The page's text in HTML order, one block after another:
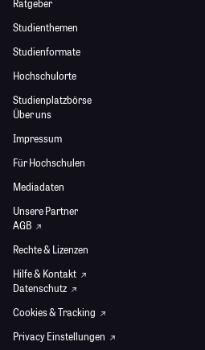
Ratgeber
Studienthemen
Studienformate
Hochschulorte
Studienplatzbörse
Über uns
Impressum
Für Hochschulen
Mediadaten
Unsere Partner
AGB
Rechte & Lizenzen
Hilfe & Kontakt
Datenschutz
Cookies & Tracking
Privacy Einstellungen